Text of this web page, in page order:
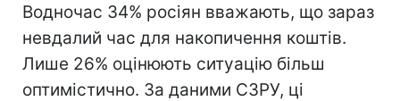
Водночас 34% росіян вважають, що зараз
невдалий час для накопичення коштів.
Лише 26% оцінюють ситуацію більш
оптимістично. За даними СЗРУ, ці